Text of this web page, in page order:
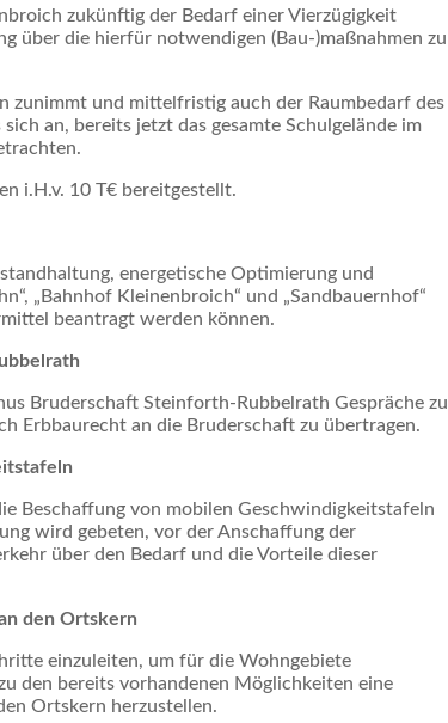
zukünftig der Bedarf einer Vierzügigkeit
über die hierfür notwendigen (Bau-)maßnahmen zu
zunimmt und mittelfristig auch der Raumbedarf des
an, bereits jetzt das gesamte Schulgelände im
i.H.v. 10 T€ bereitgestellt.
energetische Optimierung und
„Bahnhof Kleinenbroich“ und „Sandbauernhof“
beantragt werden können.
Bruderschaft Steinforth-Rubbelrath Gespräche zu
Erbbaurecht an die Bruderschaft zu übertragen.
Beschaffung von mobilen Geschwindigkeitstafeln
wird gebeten, vor der Anschaffung der
über den Bedarf und die Vorteile dieser
den Ortskern
einzuleiten, um für die Wohngebiete
den bereits vorhandenen Möglichkeiten eine
Ortskern herzustellen.